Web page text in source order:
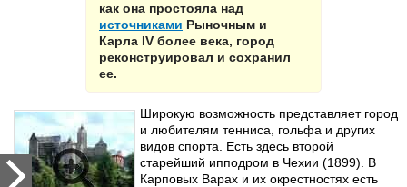
как она простояла над
источниками Рыночным и
Карла IV более века, город
реконструировал и сохранил
ее.
Широкую возможность представляет город
и любителям тенниса, гольфа и других
видов спорта. Есть здесь второй
старейший ипподром в Чехии (1899). В
Карповых Варах и их окрестностях есть